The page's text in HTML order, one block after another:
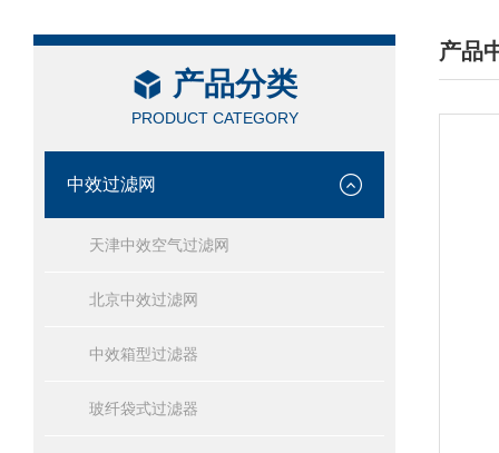
产品分类
PRODUCT CATEGORY
中效过滤网
天津中效空气过滤网
北京中效过滤网
中效箱型过滤器
玻纤袋式过滤器
产品
/